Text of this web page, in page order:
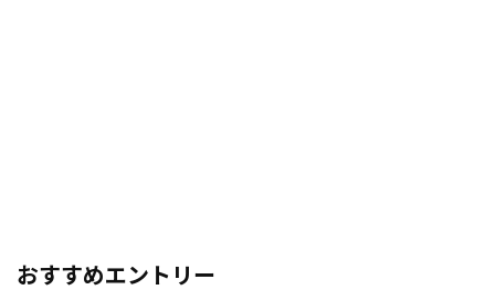
おすすめエントリー